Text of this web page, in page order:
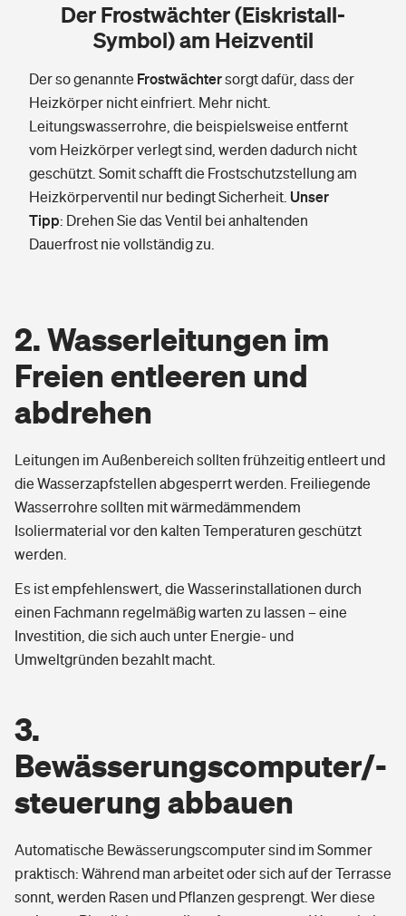
Der Frostwächter (Eiskristall-
Symbol) am Heizventil
Der so genannte Frostwächtersorgt dafür, dass der
Heizkörper nicht einfriert. Mehr nicht.
Leitungswasserrohre, die beispielsweise entfernt
vom Heizkörper verlegt sind, werden dadurch nicht
geschützt. Somit schafft die Frostschutzstellung am
Heizkörperventil nur bedingt Sicherheit. Unser
Tipp: Drehen Sie das Ventil bei anhaltenden
Dauerfrost nie vollständig zu.
2. Wasserleitungen im
Freien entleeren und
abdrehen
Leitungen im Außenbereich sollten frühzeitig entleert und
die Wasserzapfstellen abgesperrt werden. Freiliegende
Wasserrohre sollten mit wärmedämmendem
Isoliermaterial vor den kalten Temperaturen geschützt
werden.
Es ist empfehlenswert, die Wasserinstallationen durch
einen Fachmann regelmäßig warten zu lassen – eine
Investition, die sich auch unter Energie- und
Umweltgründen bezahlt macht.
3.
Bewässerungscomputer/-
steuerung abbauen
Automatische Bewässerungscomputer sind im Sommer
praktisch: Während man arbeitet oder sich auf der Terrasse
sonnt, werden Rasen und Pflanzen gesprengt. Wer diese